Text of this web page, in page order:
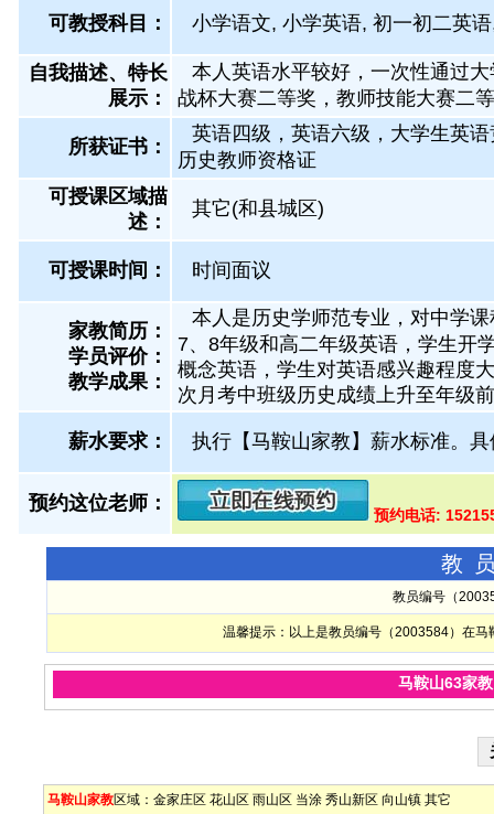
可教授科目： 小学语文, 小学英语, 初一初二英
自我描述、特长
展示 ：
本人英语水平较好，一次性通过
战杯大赛二等奖，教师技能大赛二
所获证书 ：
英语四级，英语六级，大学生英
历史教师资格证
可授课区域描
述：
其它(和县城区)
可授课时间： 时间面议
家教简历：
学员评价：
教学成果：
本人是历史学师范专业，对中学
7、8年级和高二年级英语，学生开
概念英语，学生对英语感兴趣程度
次月考中班级历史成绩上升至年级
薪水要求： 执行【马鞍山家教】薪水标准。
预约这位老师：
预约电话:
教
教员编号（
温馨提示：以上是教员编号（2003584）在
马鞍山63家
马鞍山家教区域： 金家庄区 花山区 雨山区 当涂 秀山新区 向山镇 其它